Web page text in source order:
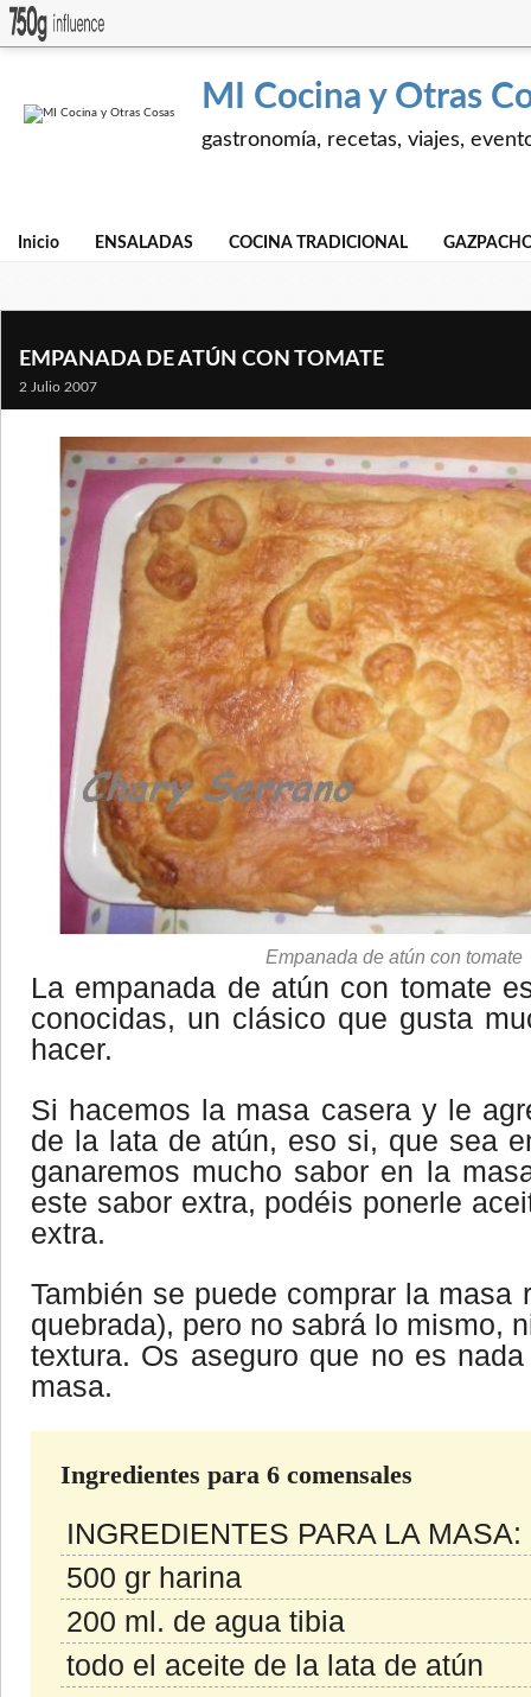
MI Cocina y Otras
gastronomía, recetas, viajes,
Inicio ENSALADAS COCINA TRADICIONAL
EMPANADA DE ATÚN CON TOMATE
2 Julio 2007
Empanada de atún con tomate
La empanada de atún con tomate
conocidas, un clásico que gusta
hacer.
Si hacemos la masa casera y le
de la lata de atún, eso si, que sea
ganaremos mucho sabor en la
este sabor extra, podéis ponerle
extra.
También se puede comprar la masa
quebrada), pero no sabrá lo mismo,
textura. Os aseguro que no es
masa.
Ingredientes para 6 comensales
INGREDIENTES PARA LA MASA:
500 gr harina
200 ml. de agua tibia
todo el aceite de la lata de atún